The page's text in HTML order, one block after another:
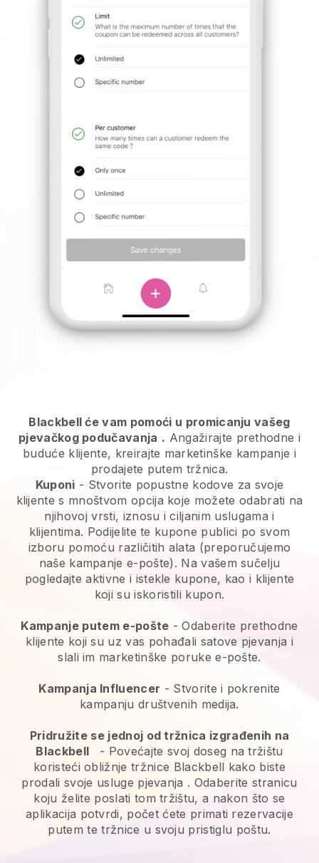
Blackbell će vam pomoći u promicanju vašeg
pjevačkog podučavanja . Angažirajte prethodne i
buduće klijente, kreirajte marketinške kampanje i
prodajete putem tržnica.
Kuponi - Stvorite popustne kodove za svoje
klijente s mnoštvom opcija koje možete odabrati na
njihovoj vrsti, iznosu i ciljanim uslugama i
klijentima. Podijelite te kupone publici po svom
izboru pomoću različitih alata (preporučujemo
naše kampanje e-pošte). Na vašem sučelju
pogledajte aktivne i istekle kupone, kao i klijente
koji su iskoristili kupon.
Kampanje putem e-pošte -Odaberite prethodne
klijente koji su uz vas pohađali satove pjevanja i
slali im marketinške poruke e-pošte.
Kampanja Influencer - Stvorite i pokrenite
kampanju društvenih medija.
Pridružite se jednoj od tržnica izgrađenih na
Blackbell
- Povećajte svoj doseg na tržištu
koristeći obližnje tržnice Blackbell kako biste
prodali svoje usluge pjevanja . Odaberite stranicu
koju želite poslati tom tržištu, a nakon što se
aplikacija potvrdi, počet ćete primati rezervacije
putem te tržnice u svoju pristiglu poštu.